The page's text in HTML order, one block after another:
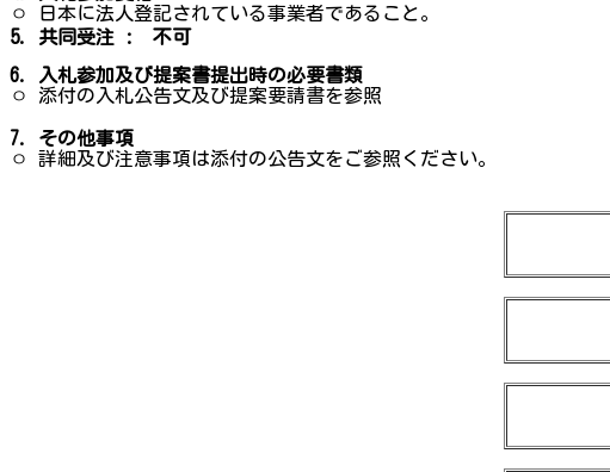
ㅇ 日本に法人登記されている事業者であること。
5. 共同受注 : 不可
6.
入札参加及び提案書提出時の必要書類
ㅇ 添付の入札公告文及び提案要請書を参照
7. その他事項
ㅇ 詳細及び注意事項は添付の公告文をご参照ください。